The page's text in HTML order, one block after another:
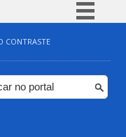
Simplifique!
Comunica BR
Participe
CONTRASTE